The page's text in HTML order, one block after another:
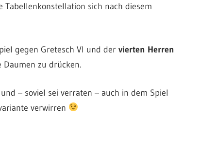
sich nach diesem
gegen Gretesch VI und der vierten Herren
Daumen zu drücken.
– soviel sei verraten – auch in dem Spiel
verwirren